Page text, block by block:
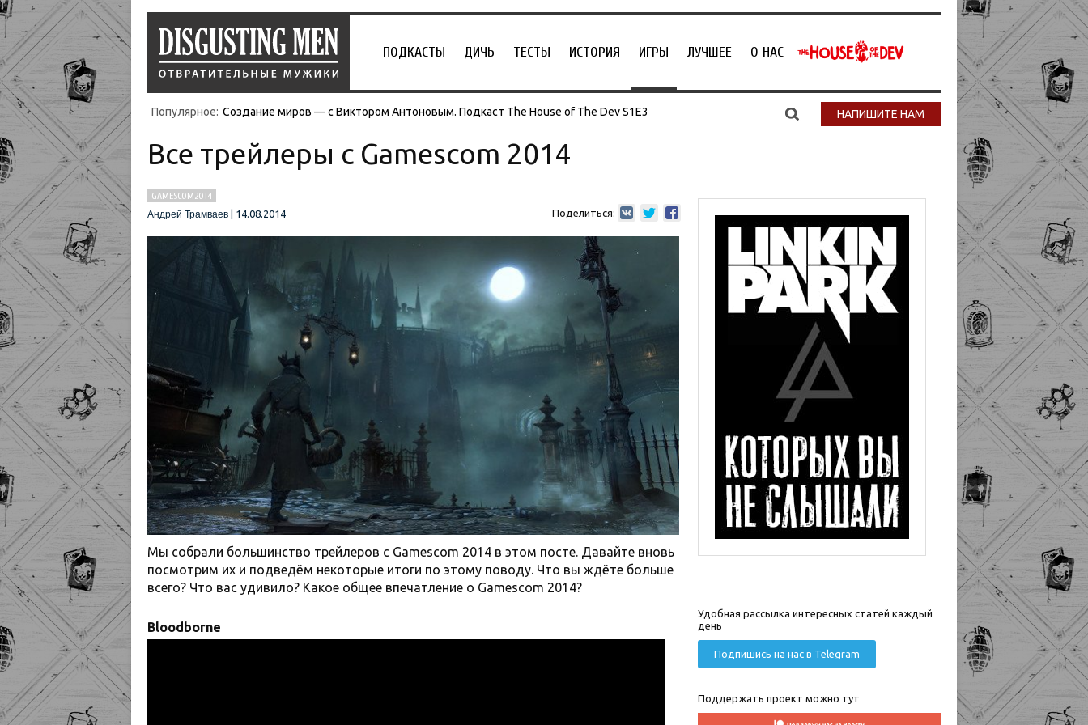
ПОДКАСТЫ ДИЧЬ ТЕСТЫ ИСТОРИЯ ИГРЫ ЛУЧШЕЕ О НАС
Популярное: Создание миров — с Виктором Антоновым. Подкаст The House of The Dev S1E3 НАПИШИТЕ НАМ
Все трейлеры с Gamescom 2014
GAMESCOM2014
Андрей Трамваев
14.08.2014 Поделиться:
Мы собрали большинство трейлеров с Gamescom 2014 в этом посте. Давайте вновь
посмотрим их и подведём некоторые итоги по этому поводу. Что вы ждёте больше
всего? Что вас удивило? Какое общее впечатление о Gamescom 2014?
Bloodborne
Удобная рассылка интересных статей каждый
день
Подпишись на нас в Telegram
Поддержать проект можно тут